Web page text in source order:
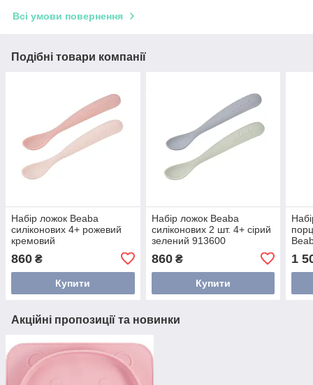
Всі умови повернення
Подібні товари компанії
Набір ложок Beaba
силіконових 4+ рожевий
кремовий
860 ₴
Купити
Набір ложок Beaba
силіконових 2 шт. 4+ сірий
зелений 913600
860₴
Купити
1
Акційні пропозиції та новинки